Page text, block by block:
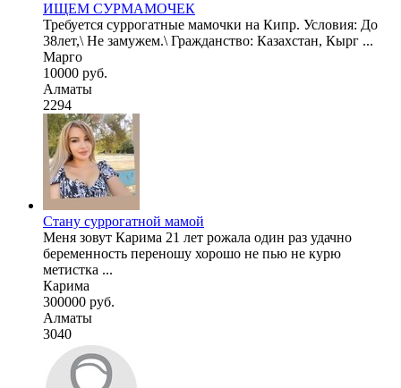
ИЩЕМ СУРМАМОЧЕК
Требуется суррогатные мамочки на Кипр. Условия: До
38лет,\ Не замужем.\ Гражданство: Казахстан, Кырг ...
Марго
10000 руб.
Алматы
2294
Cтану суррогатной мамой
Меня зовут Карима 21 лет рожала один раз удачно
беременность переношу хорошо не пью не курю
метистка ...
Карима
300000 руб.
Алматы
3040